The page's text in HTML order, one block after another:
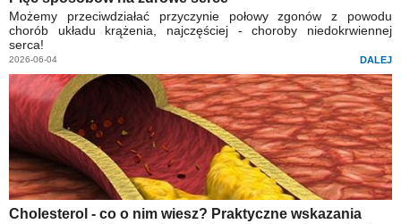
Możemy przeciwdziałać przyczynie połowy zgonów z powodu
chorób układu krążenia, najczęściej - choroby niedokrwiennej
serca!
2026-06-04 DALEJ
Cholesterol - co o nim wiesz? Praktyczne wskazania